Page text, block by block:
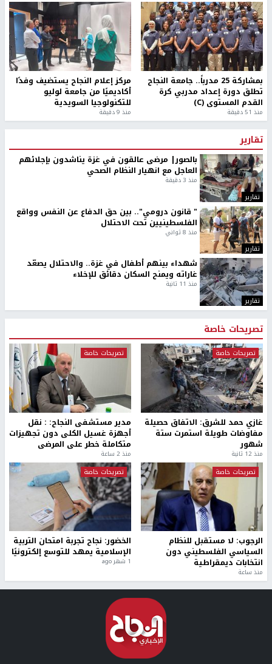
بمشاركة 25 مدرباً.. جامعة النجاح
تطلق دورة إعداد مدربي كرة
القدم المستوى (C)
منذ 51 دقيقة
مركز إعلام النجاح يستضيف وفدًا
أكاديميًا من جامعة لوليو
للتكنولوجيا السويدية
منذ 9 دقيقة
تقارير
تقارير
بالصور| مرضى عالقون في غزة يناشدون بإجلائهم
العاجل مع انهيار النظام الصحي
منذ 3 دقيقة
تقارير
" قانون درومي".. بين حق الدفاع عن النفس وواقع
الفلسطينيين تحت الاحتلال
منذ 8 ثواني
تقارير
شهداء بينهم أطفال في غزة.. والاحتلال يصعّد
غاراته ويمنح السكان دقائق للإخلاء
منذ 11 ثانية
تصريحات خاصة
تصريحات خاصة
غازي حمد للشرق: الاتفاق حصيلة
مفاوضات طويلة استمرت ستة
شهور
منذ 12 ثانية
تصريحات خاصة
مدير مستشفى النجاح: : نقل
أجهزة غسيل الكلى دون تجهيزات
متكاملة خطر على المرضى
منذ 2 ساعة
تصريحات خاصة
الرجوب: لا مستقبل للنظام
السياسي الفلسطيني دون
انتخابات ديمقراطية
منذ ساعة
تصريحات خاصة
الخضور: نجاح تجربة امتحان التربية
الإسلامية يمهد للتوسع إلكترونيًا
1 شهر ago